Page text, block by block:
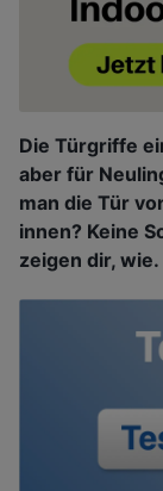
Die Türgriffe
aber für
man die Tür
innen? Keine
zeigen dir, wie.